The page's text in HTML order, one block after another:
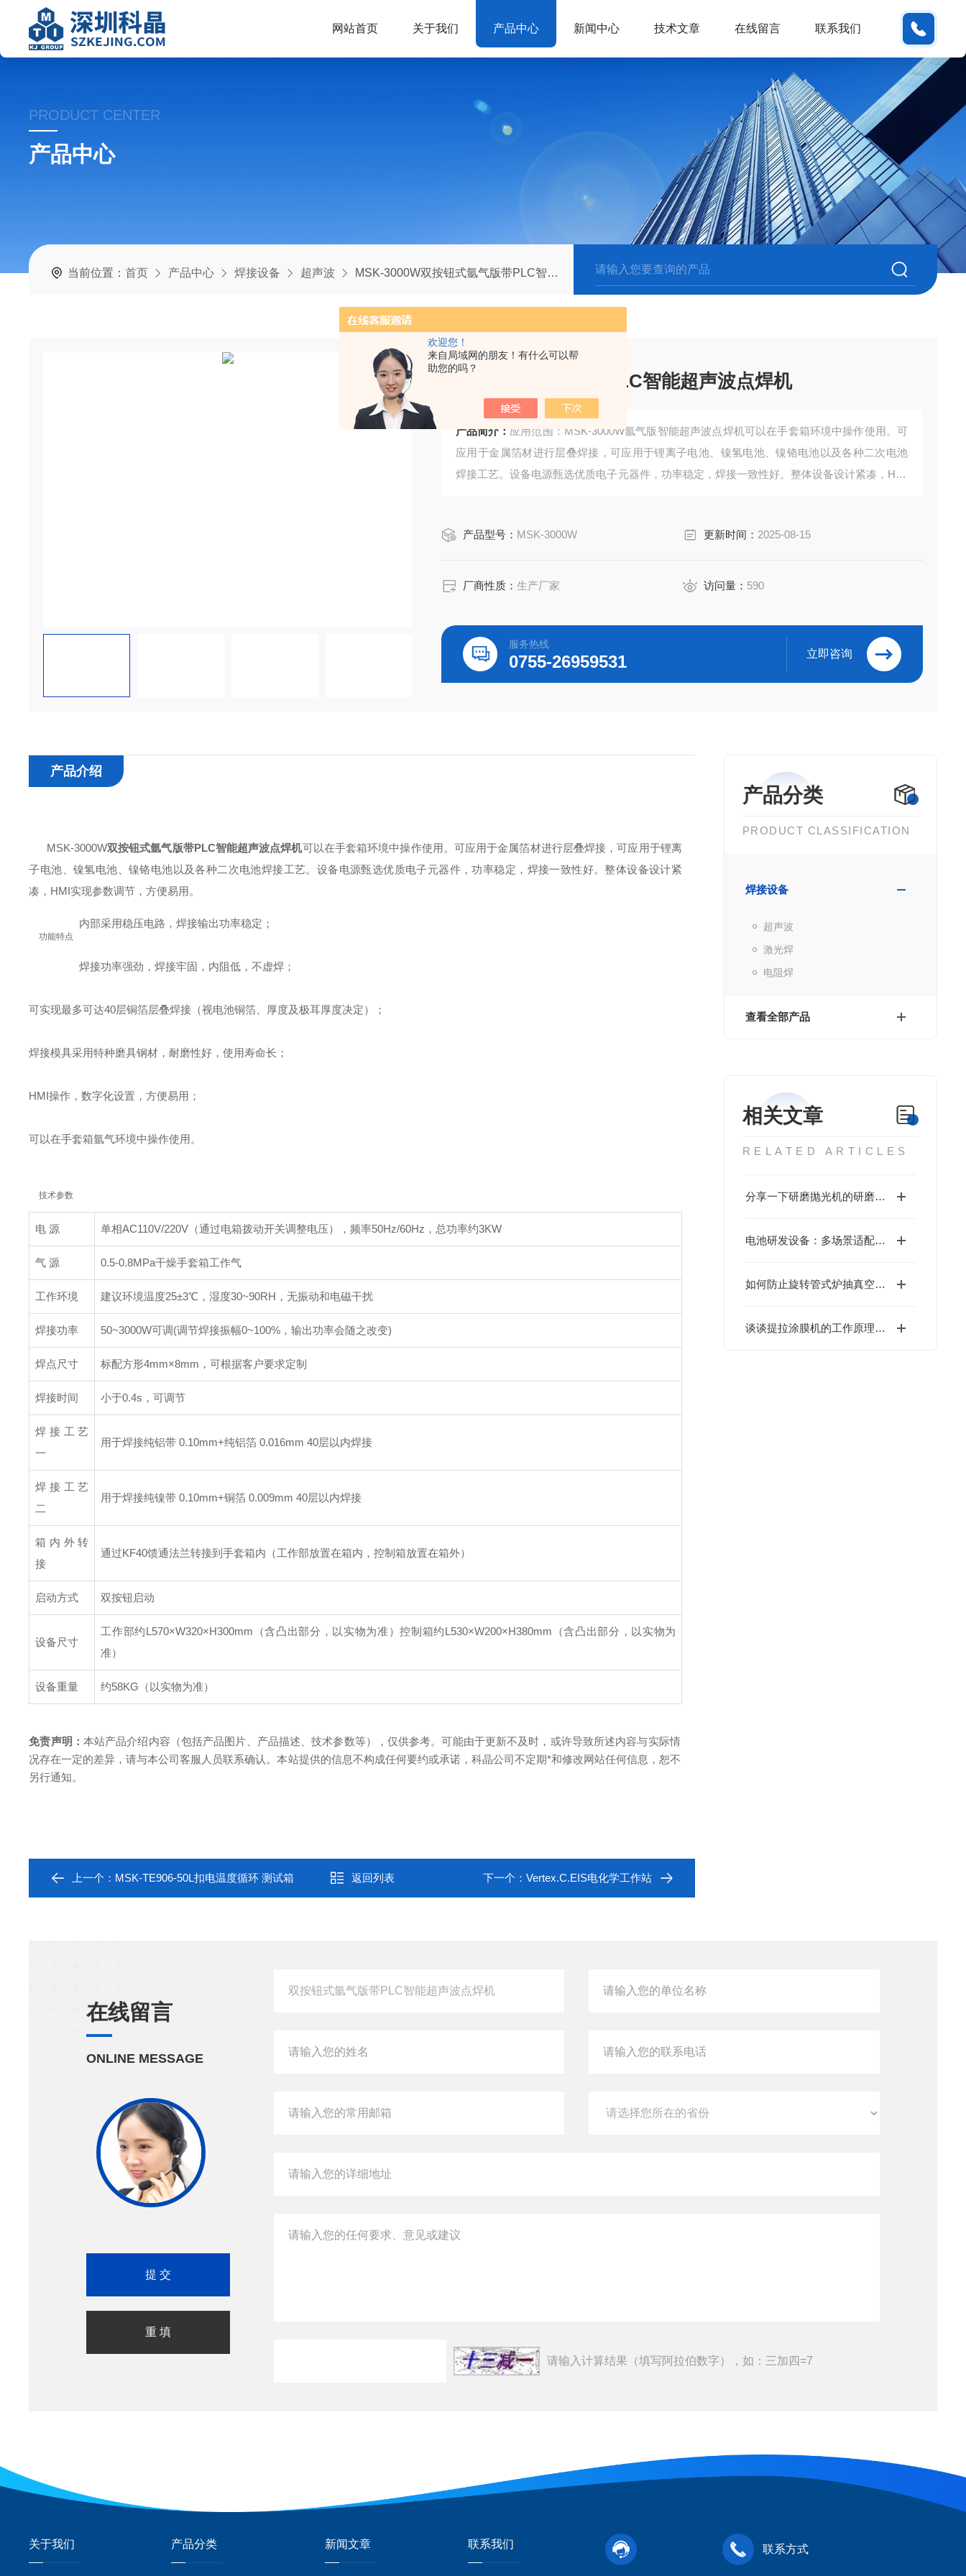
欢迎您！
来自局域网的朋友！有什么可以帮
助您的吗？
网站首页 关于我们 产品中心 新闻中心 技术文章 在线留言 联系我们
PRODUCT CENTER
产品中心
当前位置：首页 产品中心 焊接设备 超声波 MSK-3000W双按钮式氩气版带PLC智能超声波点焊机
双按钮式氩气版带PLC智能超声波点焊机
产品简介： 应用范围：MSK-3000W氩气版智能超声波点焊机可以在手套箱环境中操作使用。可
应用于金属箔材进行层叠焊接，可应用于锂离子电池、镍氢电池、镍铬电池以及各种二次电池
焊接工艺。设备电源甄选优质电子元器件，功率稳定，焊接一致性好。整体设备设计紧凑，HMI
产品型号： MSK-3000W 更新时间： 2025-08-15
厂商性质：生产厂家 访问量： 590
服务热线
0755-26959531 立即咨询
产品分类
PRODUCT CLASSIFICATION
焊接设备
超声波
激光焊
电阻焊
查看全部产品
相关文章
RELATED ARTICLES
分享一下研磨抛光机的研磨方法
电池研发设备：多场景适配的研发效能支撑
如何防止旋转管式炉抽真空时样品粉末飞出？
谈谈提拉涂膜机的工作原理、应用特点以及使用注意事项
产品介绍
MSK-3000W双按钮式氩气版带PLC智能超声波点焊机可以在手套箱环境中操作使用。可应用于金属箔材进行层叠焊接，可应用于锂离
子电池、镍氢电池、镍铬电池以及各种二次电池焊接工艺。设备电源甄选优质电子元器件，功率稳定，焊接一致性好。整体设备设计紧
凑，HMI实现参数调节，方便易用。
功能特点
内部采用稳压电路，焊接输出功率稳定；
焊接功率强劲，焊接牢固，内阻低，不虚焊；
可实现最多可达40层铜箔层叠焊接（视电池铜箔、厚度及极耳厚度决定）；
焊接模具采用特种磨具钢材，耐磨性好，使用寿命长；
HMI操作，数字化设置，方便易用；
可以在手套箱氩气环境中操作使用。
技术参数
电 源 单相AC110V/220V（通过电箱拨动开关调整电压），频率50Hz/60Hz，总功率约3KW
气 源 0.5-0.8MPa干燥手套箱工作气
工作环境 建议环境温度25±3℃，湿度30~90RH，无振动和电磁干扰
焊接功率 50~3000W可调(调节焊接振幅0~100%，输出功率会随之改变)
焊点尺寸 标配方形4mm×8mm，可根据客户要求定制
焊接时间 小于0.4s，可调节
焊接工艺
一
用于焊接纯铝带 0.10mm+纯铝箔 0.016mm 40层以内焊接
焊接工艺
二
用于焊接纯镍带 0.10mm+铜箔 0.009mm 40层以内焊接
箱内外转
接
通过KF40馈通法兰转接到手套箱内（工作部放置在箱内，控制箱放置在箱外）
启动方式 双按钮启动
设备尺寸
工作部约L570×W320×H300mm（含凸出部分，以实物为准）控制箱约L530×W200×H380mm（含凸出部分，以实物为
准）
设备重量 约58KG（以实物为准）
免责声明： 本站产品介绍内容（包括产品图片、产品描述、技术参数等），仅供参考。可能由于更新不及时，或许导致所述内容与实际情
况存在一定的差异，请与本公司客服人员联系确认。本站提供的信息不构成任何要约或承诺，科晶公司不定期*和修改网站任何信息，恕不
另行通知。
上一个： MSK-TE906-50L扣电温度循环 测试箱 返回列表 下一个： Vertex.C.EIS电化学工作站
在线留言
ONLINE MESSAGE
请输入计算结果（填写阿拉伯数字），如：三加四=7
关于我们 产品分类 新闻文章 联系我们 联系方式